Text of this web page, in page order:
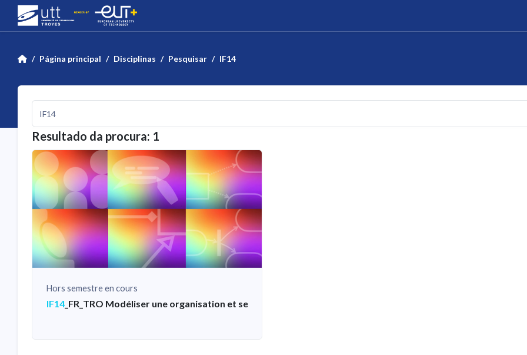
Ir para o conteúdo principal
Página principal Disciplinas Pesquisar IF14
Resultado da procura: 1
Hors semestre en cours
IF14 _FR_TRO Modéliser une organisation et ses métiers